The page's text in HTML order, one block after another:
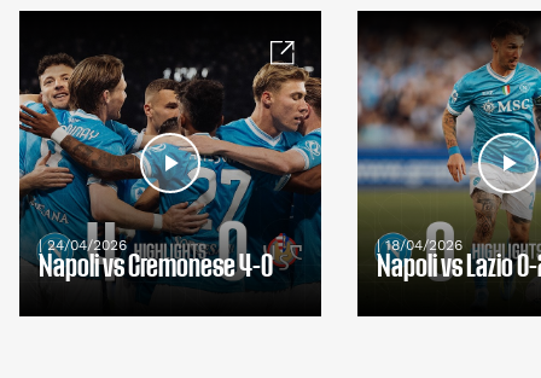
| 24/04/2026
Napoli vs Cremonese 4-0
| 18/04/2026
Napoli vs Lazio